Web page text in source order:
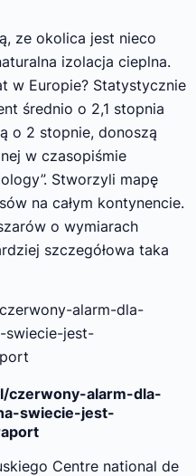
ze okolica jest nieco
izolacja cieplna.
w Europie? Statystycznie
średnio o 2,1 stopnia
o 2 stopnie, donoszą
w czasopiśmie
Stworzyli mapę
na całym kontynencie.
o wymiarach
szczegółowa taka
alarm-dla-
swiecie-jest-
czerwony-alarm-dla-
swiecie-jest-
Centre national de